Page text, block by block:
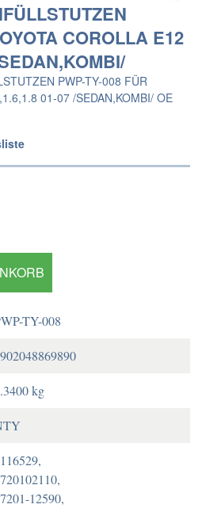
COROLLA E12
PWP-TY-008 FÜR
01-07 /SEDAN,KOMBI/ OE
TY-008
kg
12590,